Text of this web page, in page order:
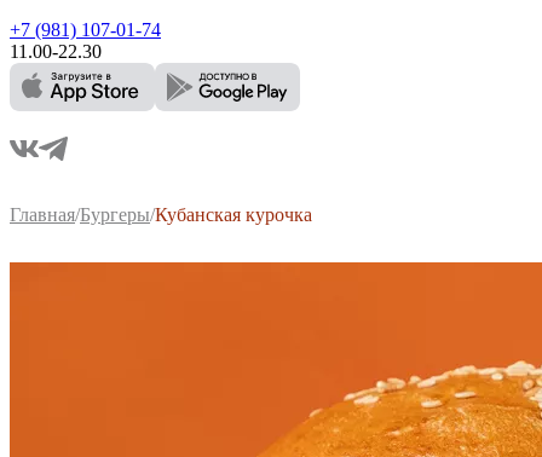
+7 (981) 107-01-74
11.00-22.30
Главная/Бургеры/Кубанская курочка